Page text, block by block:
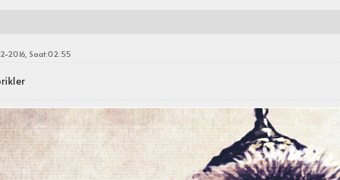
2016, Saat:02:55